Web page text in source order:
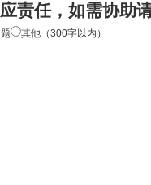
责任，如需协助
其他（300字以内）